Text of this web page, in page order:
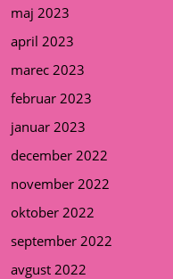
maj 2023
april 2023
marec 2023
februar 2023
januar 2023
december 2022
november 2022
oktober 2022
september 2022
avgust 2022